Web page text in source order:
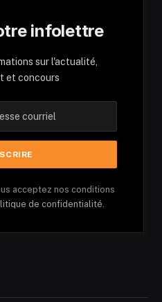
infolettre
sur l'actualité,
et concours
acceptez nos conditions
de confidentialité.